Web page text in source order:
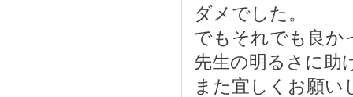
ダメでした。
でもそれでも良か
先生の明るさに助
また宜しくお願い